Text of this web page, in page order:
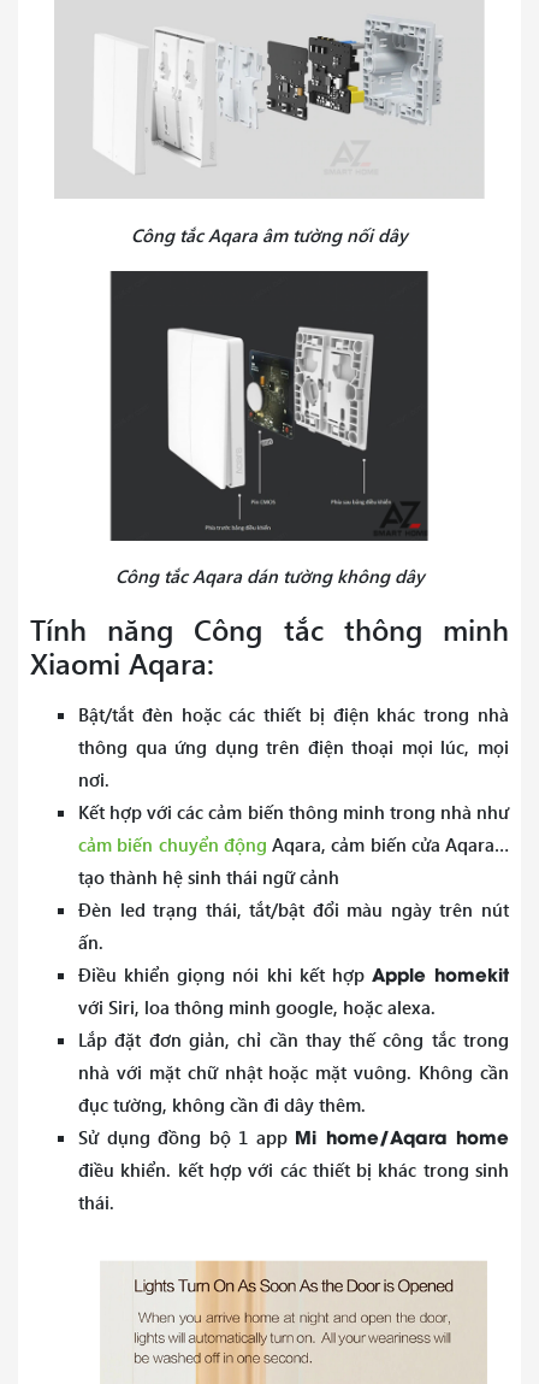
Công tắc Aqara âm tường nối dây
Công tắc Aqara dán tường không dây
Tính năng Công tắc thông minh
Xiaomi Aqara:
Bật/tắt đèn hoặc các thiết bị điện khác trong nhà
thông qua ứng dụng trên điện thoại mọi lúc, mọi
nơi.
Kết hợp với các cảm biến thông minh trong nhà như
cảm biến chuyển động Aqara, cảm biến cửa Aqara…
tạo thành hệ sinh thái ngữ cảnh
Đèn led trạng thái, tắt/bật đổi màu ngày trên nút
ấn.
Điều khiển giọng nói khi kết hợp Apple homekit
với Siri, loa thông minh google, hoặc alexa.
Lắp đặt đơn giản, chỉ cần thay thế công tắc trong
nhà với mặt chữ nhật hoặc mặt vuông. Không cần
đục tường, không cần đi dây thêm.
Sử dụng đồng bộ 1 app Mi home/Aqara home
điều khiển. kết hợp với các thiết bị khác trong sinh
thái.